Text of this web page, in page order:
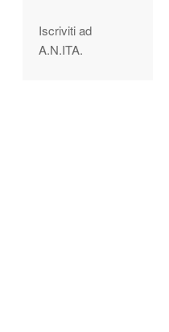
Iscriviti ad
A.N.ITA.